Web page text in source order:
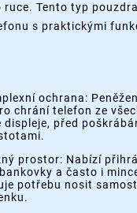
ruce. Tento typ
s praktickými
ochrana:
chrání telefon ze
displeje, před
prostor: Nabízí
a často i
potřebu nosit